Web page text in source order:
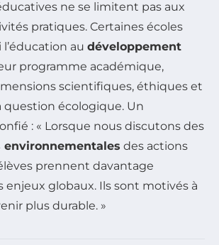
ne se limitent pas aux
pratiques. Certaines écoles
au développement
programme académique,
scientifiques, éthiques et
question écologique. Un
: « Lorsque nous discutons des
environnementales des actions
prennent davantage
enjeux globaux. Ils sont motivés à
plus durable. »